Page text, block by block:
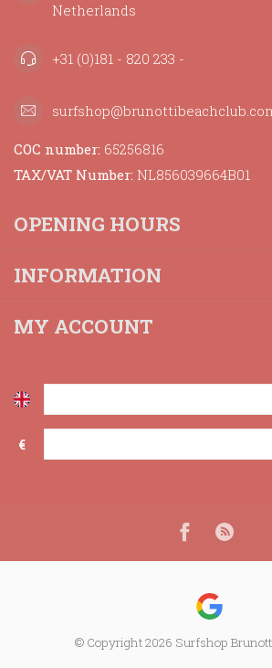
Netherlands
+31 (0)181 - 820 233 -
COC number: 65256816
TAX/VAT Number: NL856039664B01
OPENING HOURS
INFORMATION
MY ACCOUNT
€
© Copyright 2026 Surfshop